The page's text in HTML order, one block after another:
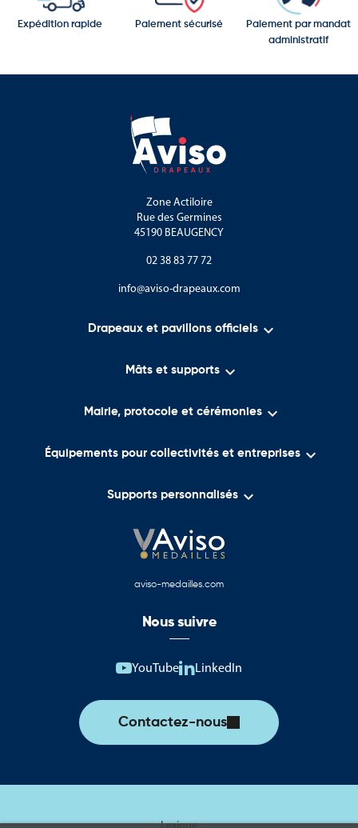
Expédition rapide Paiement sécurisé
Paiement par mandat
administratif
Zone Actiloire
Rue des Germines
45190 BEAUGENCY
02 38 83 77 72
info@aviso-drapeaux.com
Drapeaux et pavillons officiels 
Mâts et supports 
Mairie, protocole et cérémonies 
Équipements pour collectivités et entreprises 
Supports personnalisés 
aviso-medailles.com
Nous suivre
YouTube LinkedIn
Contactez-nous